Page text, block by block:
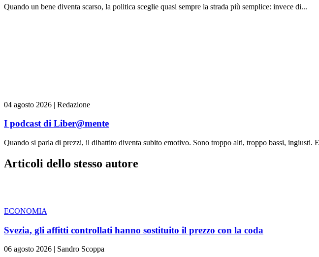
Quando un bene diventa scarso, la politica sceglie quasi sempre la strada più semplice: invece di...
04 agosto 2026 | Redazione
I podcast di Liber@mente
Quando si parla di prezzi, il dibattito diventa subito emotivo. Sono troppo alti, troppo bassi, ingiusti.
Articoli dello stesso autore
ECONOMIA
Svezia, gli affitti controllati hanno sostituito il prezzo con la coda
06 agosto 2026 | Sandro Scoppa